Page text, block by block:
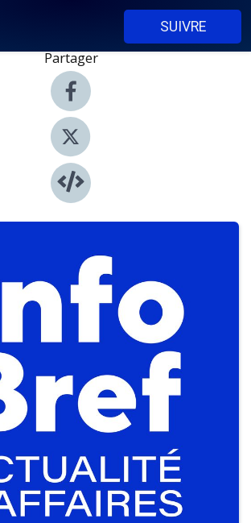
SUIVRE
Partager